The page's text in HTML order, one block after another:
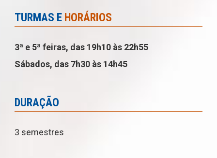
TURMAS E HORÁRIOS
3ª e 5ª feiras, das 19h10 às 22h55
Sábados, das 7h30 às 14h45
DURAÇÃO
3 semestres